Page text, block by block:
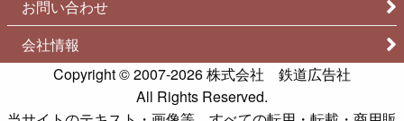
お問い合わせ
会社情報
Copyright © 2007-2026株式会社 鉄道広告社
All Rights Reserved.